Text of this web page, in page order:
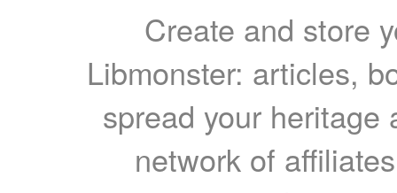
Create and store
Libmonster: articles,
spread your heritage
network of